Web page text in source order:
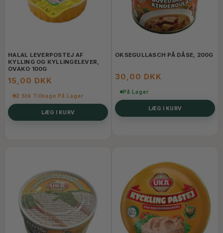
HALAL LEVERPOSTEJ AF
KYLLING OG KYLLINGELEVER,
OVAKO 100G
15,00 DKK
2 Stk Tilbage På Lager
LÆG I KURV
OKSEGULLASCH PÅ DÅSE, 200G
30,00 DKK
På Lager
LÆG I KURV